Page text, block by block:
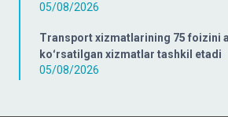
05/08/2026
Transport xizmatlarining 75 foizini
koʻrsatilgan xizmatlar tashkil etadi
05/08/2026